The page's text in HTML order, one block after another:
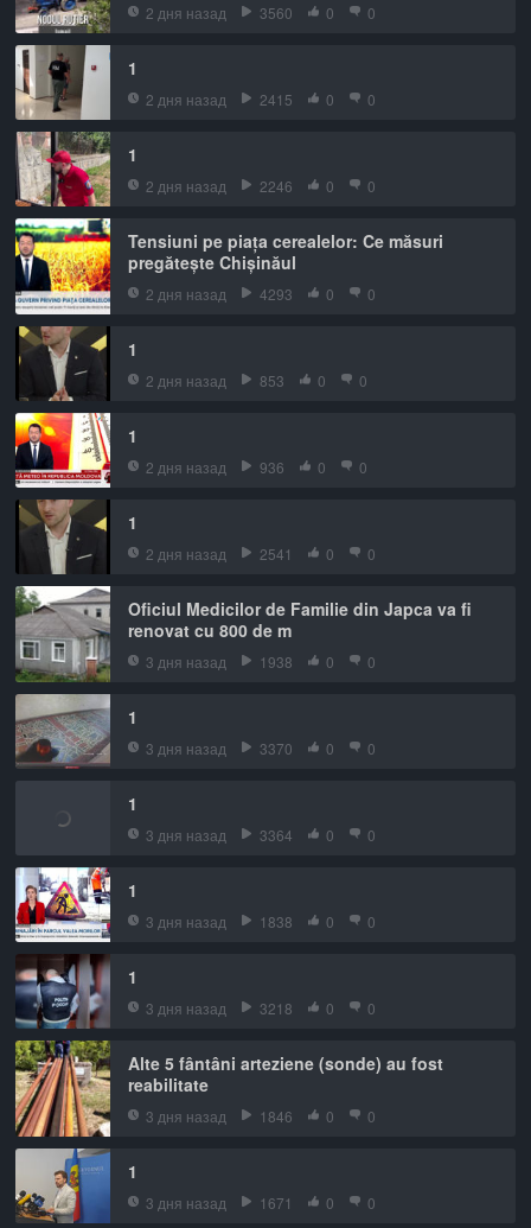
2 дня назад 3560 0 0
1
2 дня назад 2415 0 0
1
2 дня назад 2246 0 0
Tensiuni pe piața cerealelor: Ce măsuri
pregătește Chișinăul
2 дня назад 4293 0 0
1
2 дня назад 853 0 0
1
2 дня назад 936 0 0
1
2 дня назад 2541 0 0
Oficiul Medicilor de Familie din Japca va fi
renovat cu 800 de m
3 дня назад 1938 0 0
1
3 дня назад 3370 0 0
1
3 дня назад 3364 0 0
1
3 дня назад 1838 0 0
1
3 дня назад 3218 0 0
Alte 5 fântâni arteziene (sonde) au fost
reabilitate
3 дня назад 1846 0 0
1
3 дня назад 1671 0 0